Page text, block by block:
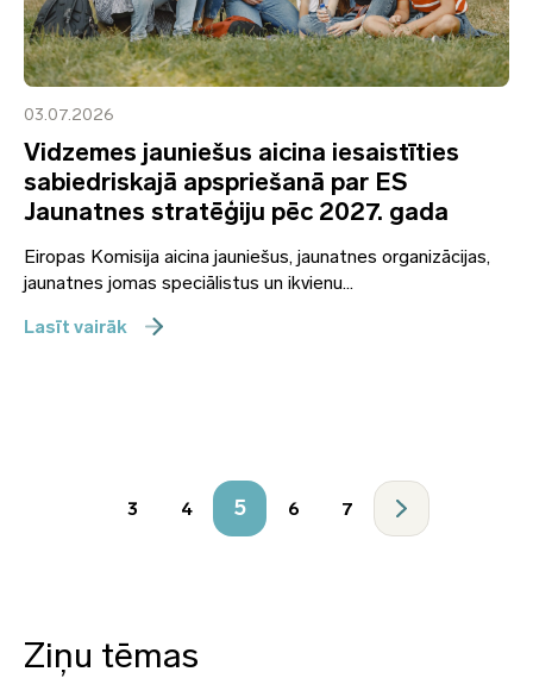
03.07.2026
Vidzemes jauniešus aicina iesaistīties
sabiedriskajā apspriešanā par ES
Jaunatnes stratēģiju pēc 2027. gada
Eiropas Komisija aicina jauniešus, jaunatnes organizācijas,
jaunatnes jomas speciālistus un ikvienu...
Lasīt vairāk
3 4 5 6 7
Ziņu tēmas